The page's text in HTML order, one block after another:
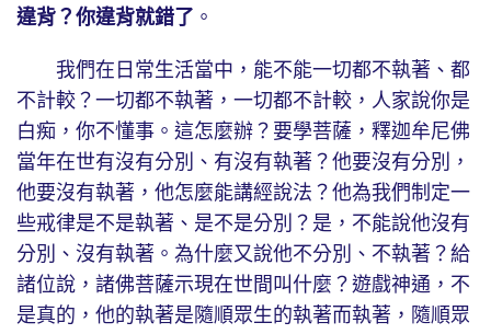
違背？你違背就錯了 。
我們在日常生活當中，能不能一切都不執著、都
不計較？一切都不執著，一切都不計較，人家說你是
白痴，你不懂事。這怎麼辦？要學菩薩，釋迦牟尼佛
當年在世有沒有分別、有沒有執著？他要沒有分別，
他要沒有執著，他怎麼能講經說法？他為我們制定一
些戒律是不是執著、是不是分別？是，不能說他沒有
分別、沒有執著。為什麼又說他不分別、不執著？給
諸位說，諸佛菩薩示現在世間叫什麼？遊戲神通，不
是真的，他的執著是隨順眾生的執著而執著，隨順眾